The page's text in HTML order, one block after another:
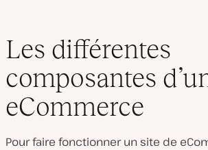
Les différentes
composantes
eCommerce
Pour faire fonctionner un site de